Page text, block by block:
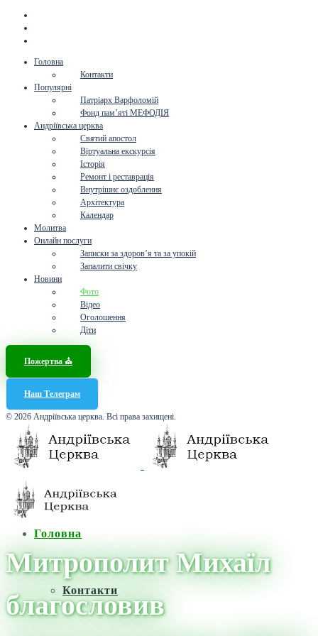
Головна
Контакти
Популярні
Патріарх Варфоломій
Фонд пам’яті МЕФОДІЯ
Андріївська церква
Святий апостол
Віртуальна екскурсія
Історія
Ремонт і реставрація
Внутрішнє оздоблення
Архітектура
Календар
Молитва
Онлайн послуги
Записки за здоров’я та за упокій
Запалити свічку
Новини
Фото
Відео
Оголошення
Діти
Пожертва ⛪️
Наш Телеграм
© 2026 Андріївська церква. Всі права захищені.
Головна
Контакти
Митрополит Михаїл
благословив